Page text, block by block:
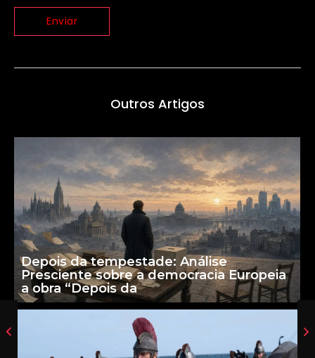
Outros Artigos
Depois da tempestade: Análise
Presciente sobre a democracia Europeia
a obra “Depois da